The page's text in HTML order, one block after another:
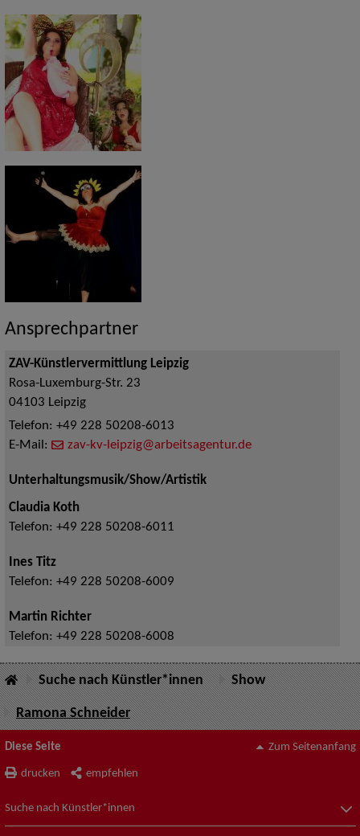
Ansprechpartner
ZAV-Künstlervermittlung Leipzig
Rosa-Luxemburg-Str. 23
04103 Leipzig
Telefon: +49 228 50208-6013
E-Mail:
zav-kv-leipzig@arbeitsagentur.de
Unterhaltungsmusik/Show/Artistik
Claudia Koth
Telefon: +49 228 50208-6011
Ines Titz
Telefon: +49 228 50208-6009
Martin Richter
Telefon: +49 228 50208-6008
Suche nach Künstler*innen Show
Ramona Schneider
Diese Seite
drucken empfehlen
Zum Seitenanfang
Suche nach Künstler*innen